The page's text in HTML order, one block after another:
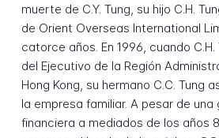
muerte de C.Y. Tung, su hijo C.H.
de Orient Overseas International
catorce años. En 1996, cuando
del Ejecutivo de la Región
Hong Kong, su hermano C.C. Tung
la empresa familiar. A pesar de una
financiera a mediados de los años